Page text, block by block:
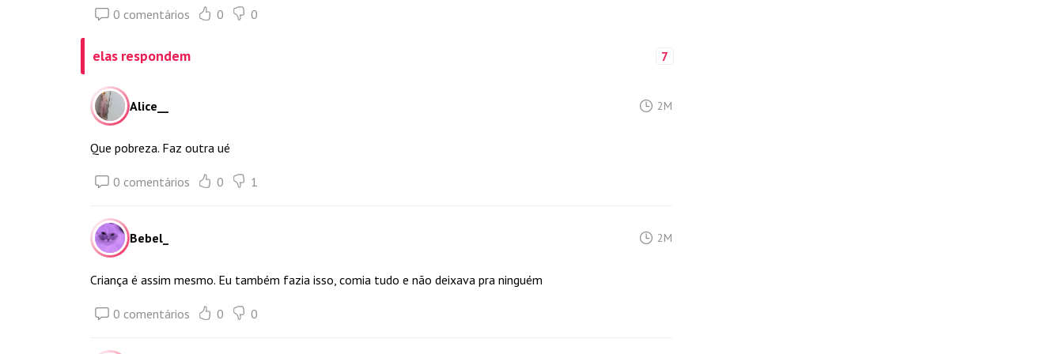
0 comentários 0 0
elas respondem 7
Alice__ 2M
Que pobreza. Faz outra ué
0 comentários 0 1
Bebel_ 2M
Criança é assim mesmo. Eu também fazia isso, comia tudo e não deixava pra ninguém
0 comentários 0 0